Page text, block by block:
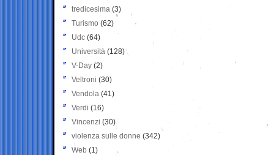
tredicesima (3)
Turismo (62)
Udc (64)
Università (128)
V-Day (2)
Veltroni (30)
Vendola (41)
Verdi (16)
Vincenzi (30)
violenza sulle donne (342)
Web (1)